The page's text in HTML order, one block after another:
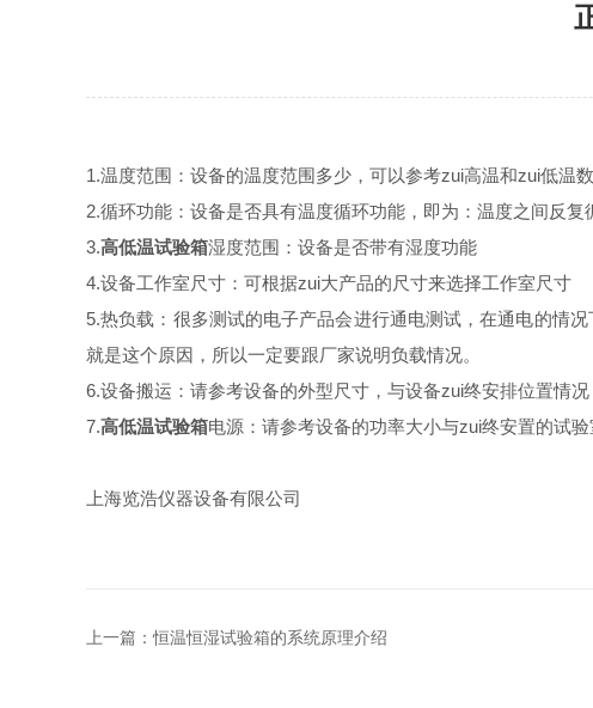
1.温度范围：设备的温度范围多少，可以参考zui高温和zui低温
2.循环功能：设备是否具有温度循环功能，即为：温度之间反复
3.高低温试验箱湿度范围：设备是否带有湿度功能
4.设备工作室尺寸：可根据zui大产品的尺寸来选择工作室尺寸
5.热负载：很多测试的电子产品会进行通电测试，在通电的情
就是这个原因，所以一定要跟厂家说明负载情况。
6.设备搬运：请参考设备的外型尺寸，与设备zui终安排位置情况
7.高低温试验箱电源：请参考设备的功率大小与zui终安置的试验
上海览浩仪器设备有限公司
上一篇：恒温恒湿试验箱的系统原理介绍